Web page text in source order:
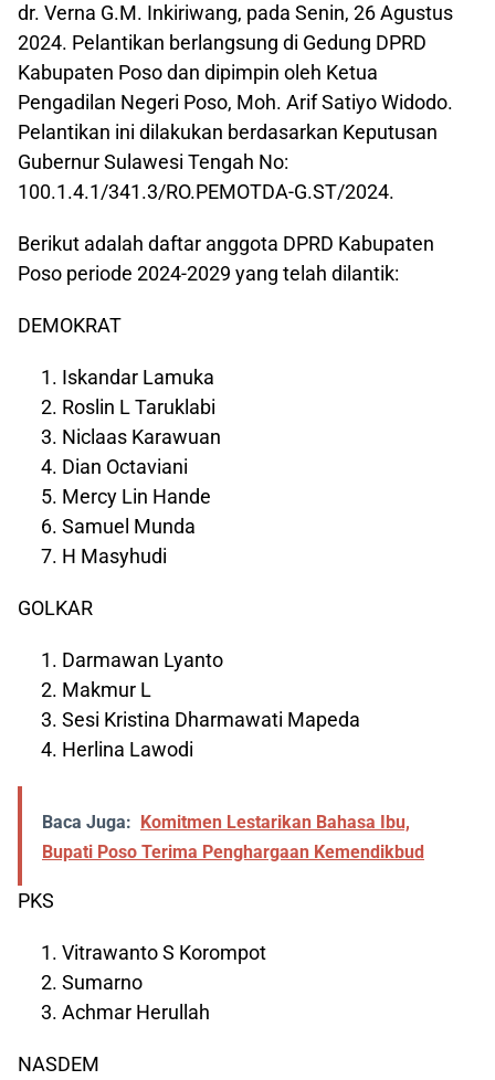
dr. Verna G.M. Inkiriwang, pada Senin, 26 Agustus
2024. Pelantikan berlangsung di Gedung DPRD
Kabupaten Poso dan dipimpin oleh Ketua
Pengadilan Negeri Poso, Moh. Arif Satiyo Widodo.
Pelantikan ini dilakukan berdasarkan Keputusan
Gubernur Sulawesi Tengah No:
100.1.4.1/341.3/RO.PEMOTDA-G.ST/2024.
Berikut adalah daftar anggota DPRD Kabupaten
Poso periode 2024-2029 yang telah dilantik:
DEMOKRAT
Iskandar Lamuka
Roslin L Taruklabi
Niclaas Karawuan
Dian Octaviani
Mercy Lin Hande
Samuel Munda
H Masyhudi
GOLKAR
Darmawan Lyanto
Makmur L
Sesi Kristina Dharmawati Mapeda
Herlina Lawodi
Baca Juga:
Komitmen Lestarikan Bahasa Ibu,
Bupati Poso Terima Penghargaan Kemendikbud
PKS
Vitrawanto S Korompot
Sumarno
Achmar Herullah
NASDEM